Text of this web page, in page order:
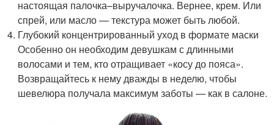
настоящая палочка–выручалочка. Вернее, крем. Или
спрей, или масло — текстура может быть любой.
Глубокий концентрированный уход в формате маски
Особенно он необходим девушкам с длинными
волосами и тем, кто отращивает «косу до пояса».
Возвращайтесь к нему дважды в неделю, чтобы
шевелюра получала максимум заботы — как в салоне.